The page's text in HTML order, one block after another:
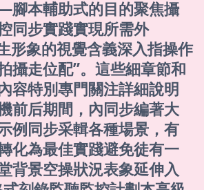
本輔助式的目的聚焦攝
同步實踐實現所需外
形象的視覺含義深入指操作
攝走位配”。這些細章節和
容特別專門關注詳細說明
前后期間，內同步編著大
例同步采輯各種場景，有
化為最佳實踐避免徒有一
背景空操狀況表象延伸入